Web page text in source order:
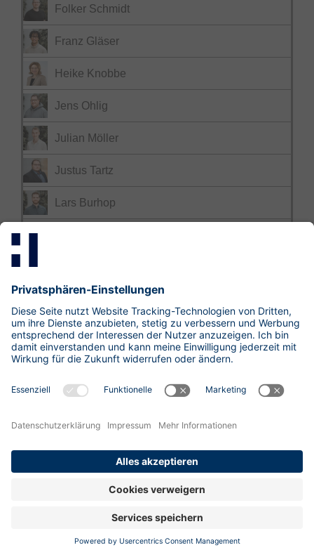
Folker Schmidt
Franz Gläser
Heike Knobbe
Jens Ohlig
Julian Möller
Justus Tartz
Lars Burhop
Martin Glaser
Marvin Sprey
Mateo Mrvelj
Michael Sehring
Nicolas Sprenger
Oliver Jäkel
Oliver Saynisch